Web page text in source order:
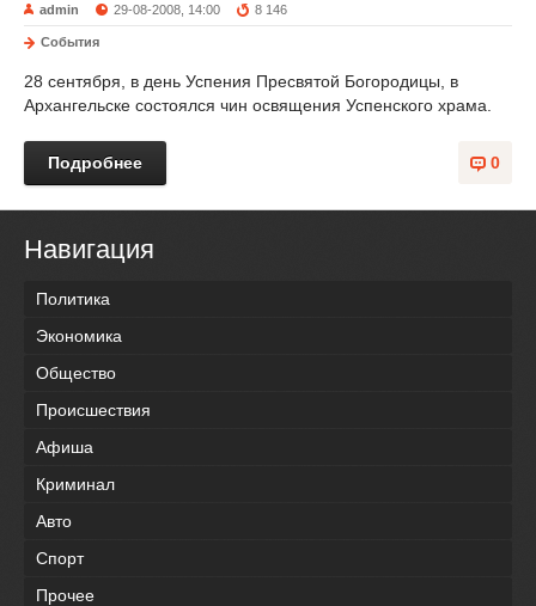
admin 29-08-2008, 14:00 8 146
События
28 сентября, в день Успения Пресвятой Богородицы, в
Архангельске состоялся чин освящения Успенского храма.
0
Подробнее
Навигация
Политика
Экономика
Общество
Происшествия
Афиша
Криминал
Авто
Спорт
Прочее